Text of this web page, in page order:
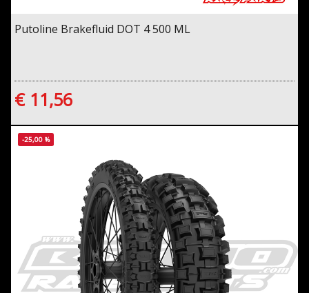
Putoline Brakefluid DOT 4 500 ML
€ 11,56
-25,00 %